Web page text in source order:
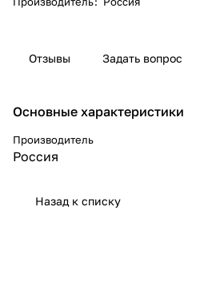
Отзывы Задать вопрос
Основные характеристики
Производитель
Россия
Назад к списку